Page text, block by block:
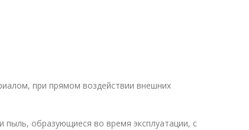
при прямом воздействии внешних
образующиеся во время эксплуатации, с